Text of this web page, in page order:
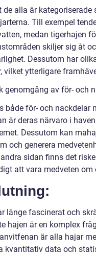
de alla är
Till exempel
medan tigerhajen
skiljer sig åt
Dessutom har
vilket ytterligare
genomgång av för- och
både för- och nackdelar
är deras närvaro i
Dessutom kan
och generera
sidan finns det
att vara medveten om
länge fascinerat och
hajen är en komplex
är alla hajar
kvantitativ data och